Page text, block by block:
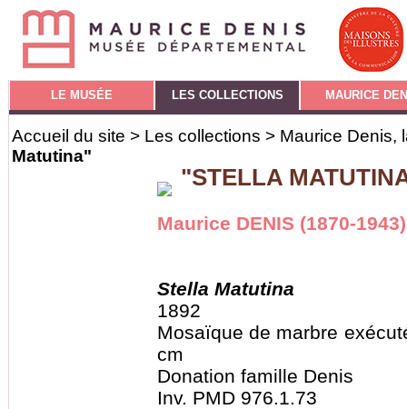
LE MUSÉE LES COLLECTIONS MAURICE
Accueil du site > Les collections > Maurice Denis,
Matutina"
"STELLA
Maurice DENIS (1870-1943)
Stella Matutina
1892
Mosaïque de marbre
cm
Donation famille Denis
Inv. PMD 976.1.73